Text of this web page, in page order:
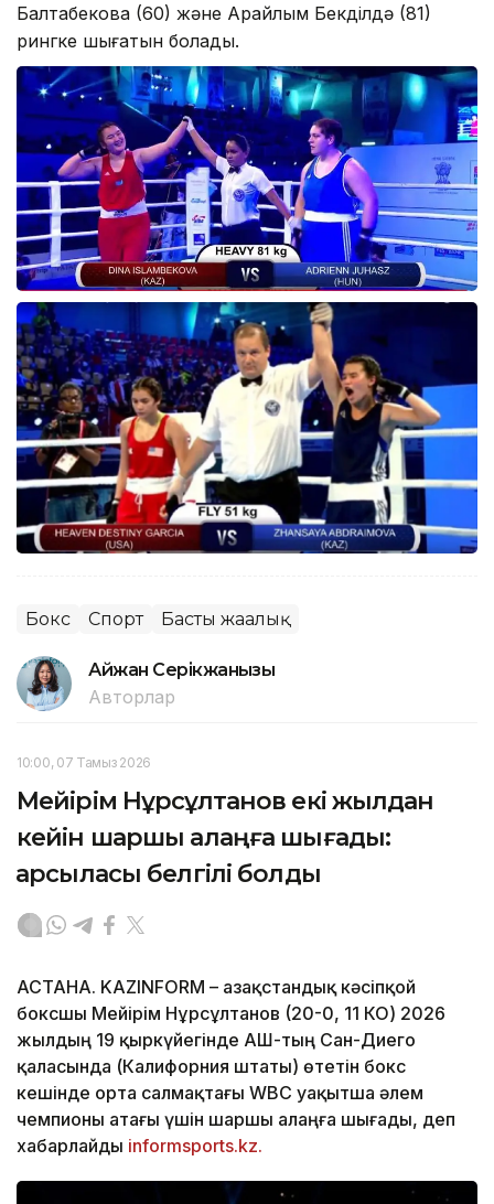
Балтабекова (60) және Арайлым Бекділдә (81)
рингке шығатын болады.
Бокс Спорт Басты жаңалық
Айжан Серікжанқызы
Авторлар
10:00, 07 Тамыз 2026
Мейірім Нұрсұлтанов екі жылдан
кейін шаршы алаңға шығады:
қарсыласы белгілі болды
АСТАНА. KAZINFORM – Қазақстандық кәсіпқой
боксшы Мейірім Нұрсұлтанов (20-0, 11 КО) 2026
жылдың 19 қыркүйегінде АҚШ-тың Сан-Диего
қаласында (Калифорния штаты) өтетін бокс
кешінде орта салмақтағы WBC уақытша әлем
чемпионы атағы үшін шаршы алаңға шығады, деп
хабарлайды informsports.kz.